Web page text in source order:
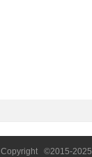
Copyright ©2015-2025